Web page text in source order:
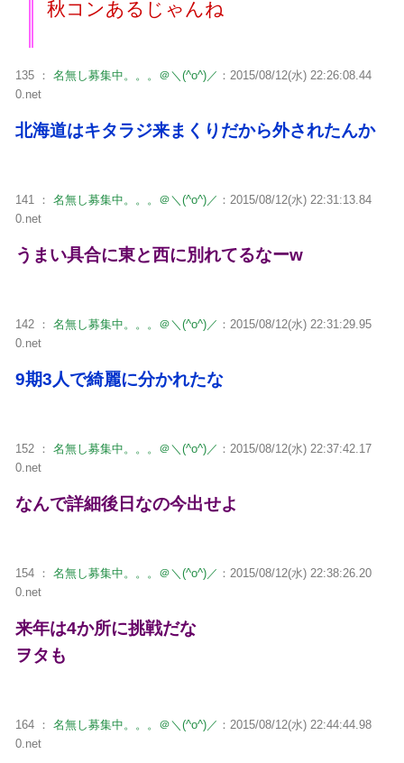
秋コンあるじゃんね
135 ： 名無し募集中。。。＠＼(^o^)／ ：2015/08/12(水) 22:26:08.44
0.net
北海道はキタラジ来まくりだから外されたんか
141 ： 名無し募集中。。。＠＼(^o^)／ ：2015/08/12(水) 22:31:13.84
0.net
うまい具合に東と西に別れてるなーw
142 ： 名無し募集中。。。＠＼(^o^)／ ：2015/08/12(水) 22:31:29.95
0.net
9期3人で綺麗に分かれたな
152 ： 名無し募集中。。。＠＼(^o^)／ ：2015/08/12(水) 22:37:42.17
0.net
なんで詳細後日なの今出せよ
154 ： 名無し募集中。。。＠＼(^o^)／ ：2015/08/12(水) 22:38:26.20
0.net
来年は4か所に挑戦だな
ヲタも
164 ： 名無し募集中。。。＠＼(^o^)／ ：2015/08/12(水) 22:44:44.98
0.net